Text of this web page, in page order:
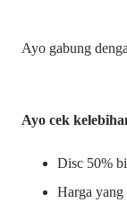
Ayo gabung
Ayo cek
Disc 50%
Harga yang